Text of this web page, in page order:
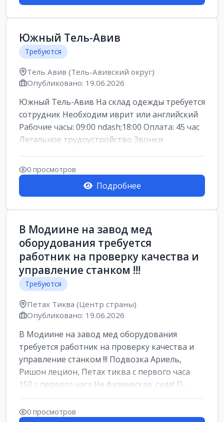
Южный Тель-Авив
Требуются
Тель Авив (Тель-Авивский округ)
Опубликовано: 19.06.2026
Южный Тель-Авив На склад одежды требуется
сотрудник Необходим иврит или английский
Рабочие часы: 09:00 ndash;18:00 Оплата: 45 час
Легальное трудоустройство Звонки
0 просмотров
Подробнее
В Модиине на завод мед
оборудования требуется
работник на проверку качества и
управление станком !!!
Требуются
Петах Тиква (Центр страны)
Опубликовано: 19.06.2026
В Модиине на завод мед оборудования
требуется работник на проверку качества и
управление станком !!! Подвозка Ариель,
Ришон лецион, Петах тиква с первого часа
150 с первого часа Не физическая, сидя! П...
0 просмотров